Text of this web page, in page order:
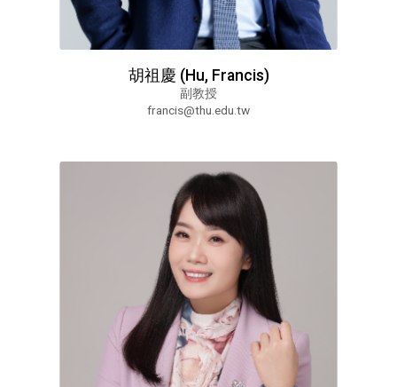
胡祖慶 (Hu, Francis)
副教授
francis@thu.edu.tw